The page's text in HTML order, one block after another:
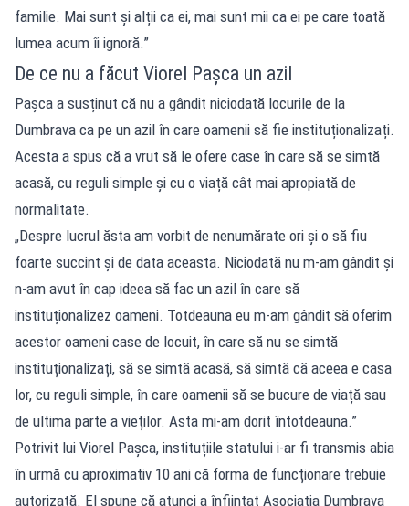
familie. Mai sunt și alții ca ei, mai sunt mii ca ei pe care toată
lumea acum îi ignoră.”
De ce nu a făcut Viorel Pașca un azil
Pașca a susținut că nu a gândit niciodată locurile de la
Dumbrava ca pe un azil în care oamenii să fie instituționalizați.
Acesta a spus că a vrut să le ofere case în care să se simtă
acasă, cu reguli simple și cu o viață cât mai apropiată de
normalitate.
„Despre lucrul ăsta am vorbit de nenumărate ori și o să fiu
foarte succint și de data aceasta. Niciodată nu m-am gândit și
n-am avut în cap ideea să fac un azil în care să
instituționalizez oameni. Totdeauna eu m-am gândit să oferim
acestor oameni case de locuit, în care să nu se simtă
instituționalizați, să se simtă acasă, să simtă că aceea e casa
lor, cu reguli simple, în care oamenii să se bucure de viață sau
de ultima parte a vieților. Asta mi-am dorit întotdeauna.”
Potrivit lui Viorel Pașca, instituțiile statului i-ar fi transmis abia
în urmă cu aproximativ 10 ani că forma de funcționare trebuie
autorizată. El spune că atunci a înființat Asociația Dumbrava